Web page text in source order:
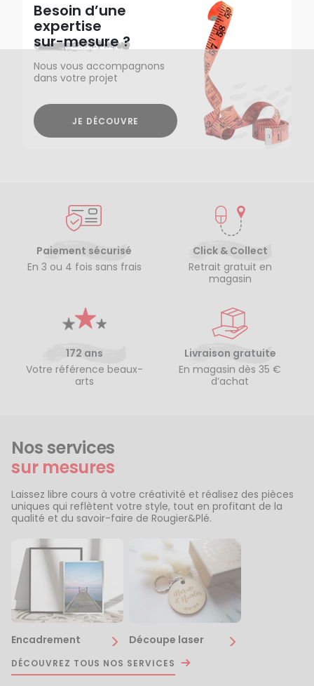
Besoin d’une
expertise
sur-mesure ?
Nous vous accompagnons
dans votre projet
JE DÉCOUVRE
Paiement sécurisé
En 3 ou 4 fois sans frais
Click & Collect
Retrait gratuit en
magasin
172 ans
Votre référence beaux-
arts
Livraison gratuite
En magasin dès 35 €
d’achat
Nos services
sur mesures
Laissez libre cours à votre créativité et réalisez des pièces
uniques qui reflètent votre style, tout en profitant de la
qualité et du savoir-faire de Rougier&Plé.
Encadrement Découpe laser
DÉCOUVREZ TOUS NOS SERVICES